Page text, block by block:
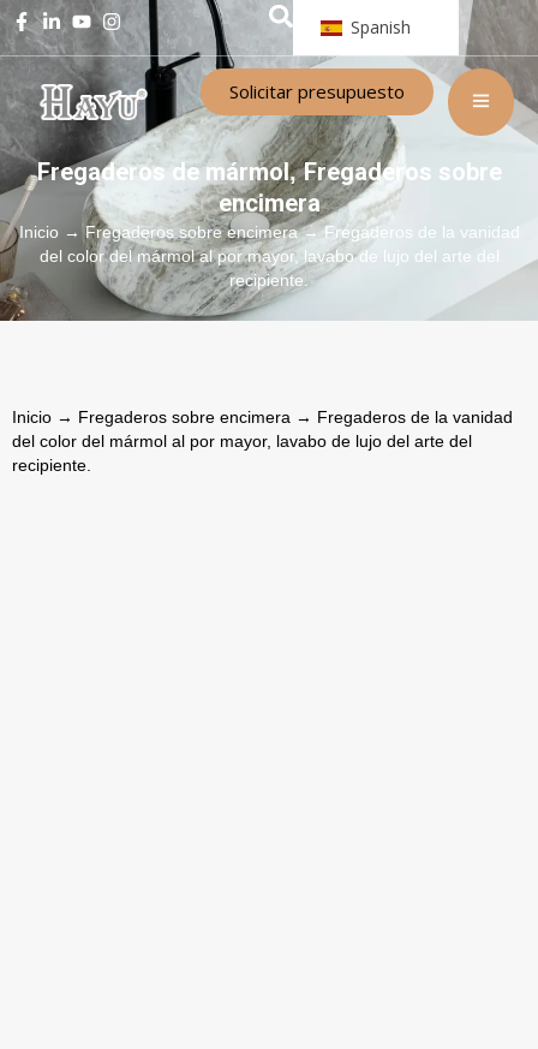
Spanish
Solicitar presupuesto
Fregaderos de mármol,Fregaderos sobre
encimera
Inicio→Fregaderos sobre encimera→ Fregaderos de la vanidad
del color del mármol al por mayor, lavabo de lujo del arte del
recipiente.
Inicio → Fregaderos sobre encimera → Fregaderos de la vanidad
del color del mármol al por mayor, lavabo de lujo del arte del
recipiente.